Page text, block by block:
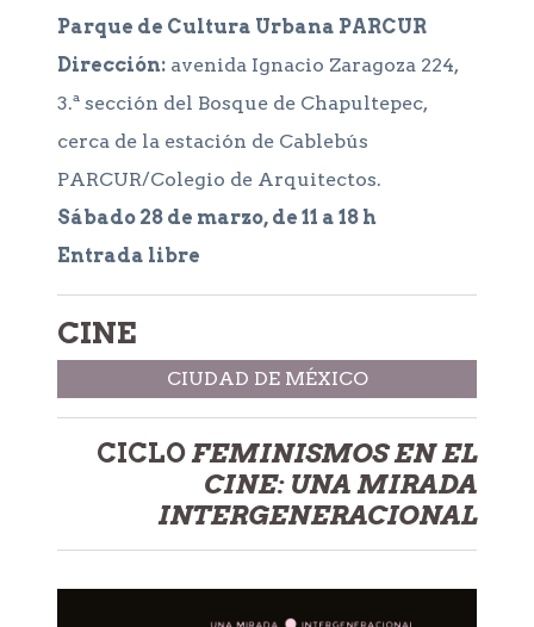
Parque de Cultura Urbana PARCUR
Dirección: avenida Ignacio Zaragoza 224,
3.ª sección del Bosque de Chapultepec,
cerca de la estación de Cablebús
PARCUR/Colegio de Arquitectos.
Sábado 28 de marzo, de 11 a 18 h
Entrada libre
CINE
CIUDAD DE MÉXICO
CICLOFEMINISMOS EN EL
CINE: UNA MIRADA
INTERGENERACIONAL